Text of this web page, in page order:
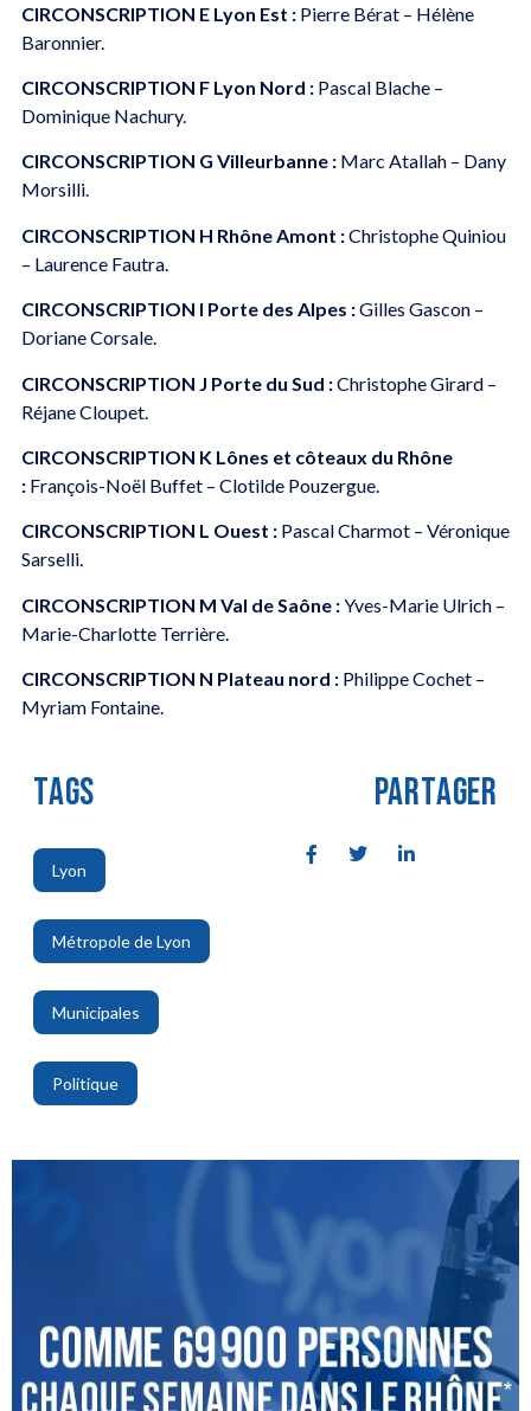
CIRCONSCRIPTION E Lyon Est :Pierre Bérat – Hélène
Baronnier.
CIRCONSCRIPTION F Lyon Nord :Pascal Blache –
Dominique Nachury.
CIRCONSCRIPTION G Villeurbanne :Marc Atallah – Dany
Morsilli.
CIRCONSCRIPTION H Rhône Amont :Christophe Quiniou
– Laurence Fautra.
CIRCONSCRIPTION I Porte des Alpes :Gilles Gascon –
Doriane Corsale.
CIRCONSCRIPTION J Porte du Sud :Christophe Girard –
Réjane Cloupet.
CIRCONSCRIPTION K Lônes et côteaux du Rhône
:François-Noël Buffet – Clotilde Pouzergue.
CIRCONSCRIPTION L Ouest :Pascal Charmot – Véronique
Sarselli.
CIRCONSCRIPTION M Val de Saône :Yves-Marie Ulrich –
Marie-Charlotte Terrière.
CIRCONSCRIPTION N Plateau nord :Philippe Cochet –
Myriam Fontaine.
TAGS
Lyon
,
Métropole de Lyon
,
Municipales
,
Politique
PARTAGER